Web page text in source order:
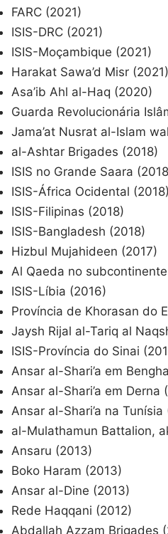
FARC (2021)
ISIS-DRC (2021)
ISIS-Moçambique (2021)
Harakat Sawa’d Misr (2021)
Asa’ib Ahl al-Haq (2020)
Guarda Revolucionária
Jama’at Nusrat al-Islam
al-Ashtar Brigades (2018)
ISIS no Grande Saara
ISIS-África Ocidental (2018)
ISIS-Filipinas (2018)
ISIS-Bangladesh (2018)
Hizbul Mujahideen (2017)
Al Qaeda no
ISIS-Líbia (2016)
Província de Khorasan do
Jaysh Rijal al-Tariq al
ISIS-Província do Sinai
Ansar al-Shari’a em
Ansar al-Shari’a em Derna
Ansar al-Shari’a na Tunísia
al-Mulathamun Battalion,
Ansaru (2013)
Boko Haram (2013)
Ansar al-Dine (2013)
Rede Haqqani (2012)
Abdallah Azzam Brigades